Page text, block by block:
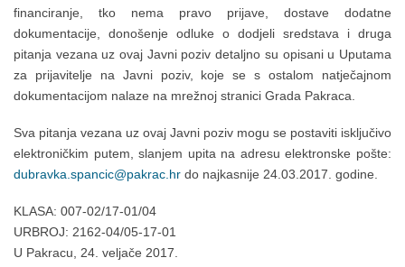
financiranje, tko nema pravo prijave, dostave dodatne
dokumentacije, donošenje odluke o dodjeli sredstava i druga
pitanja vezana uz ovaj Javni poziv detaljno su opisani u Uputama
za prijavitelje na Javni poziv, koje se s ostalom natječajnom
dokumentacijom nalaze na mrežnoj stranici Grada Pakraca.
Sva pitanja vezana uz ovaj Javni poziv mogu se postaviti isključivo
elektroničkim putem, slanjem upita na adresu elektronske pošte:
dubravka.spancic@pakrac.hr do najkasnije 24.03.2017. godine.
KLASA: 007-02/17-01/04
URBROJ: 2162-04/05-17-01
U Pakracu, 24. veljače 2017.